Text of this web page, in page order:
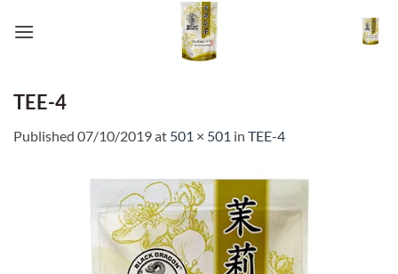
TEE-4
Published 07/10/2019at 501 × 501 in TEE-4